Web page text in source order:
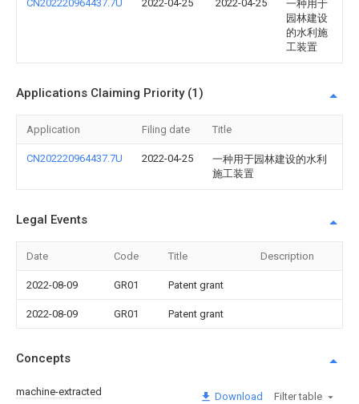
CN202220964437.7U 2022-04-25 2022-04-25
一种用于
园林建设
的水利施
工装置
Applications Claiming Priority (1)
Application Filing date Title
CN202220964437.7U 2022-04-25
一种用于园林建设的水利
施工装置
Legal Events
Date Code Title Description
2022-08-09 GR01 Patent grant
2022-08-09 GR01 Patent grant
Concepts
machine-extracted Download Filter table